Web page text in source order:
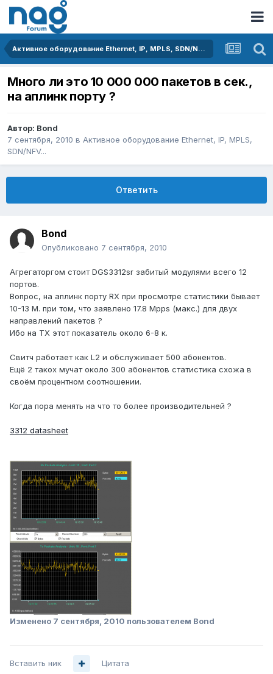
Активное оборудование Ethernet, IP, MPLS, SDN/NFV...
Много ли это 10 000 000 пакетов в сек.,
на аплинк порту ?
Автор: Bond
7 сентября, 2010 в Активное оборудование Ethernet, IP, MPLS,
SDN/NFV...
Ответить
Bond
Опубликовано 7 сентября, 2010
Агрегаторгом стоит DGS3312sr забитый модулями всего 12
портов.
Вопрос, на аплинк порту RX при просмотре статистики бывает
10-13 М. при том, что заявлено 17.8 Mpps (макс.) для двух
направлений пакетов ?
Ибо на TX этот показатель около 6-8 к.
Свитч работает как L2 и обслуживает 500 абонентов.
Ещё 2 такох мучат около 300 абонентов статистика схожа в
своём процентном соотношении.
Когда пора менять на что то более производительней ?
3312 datasheet
Изменено 7 сентября, 2010 пользователем Bond
Вставить ник Цитата